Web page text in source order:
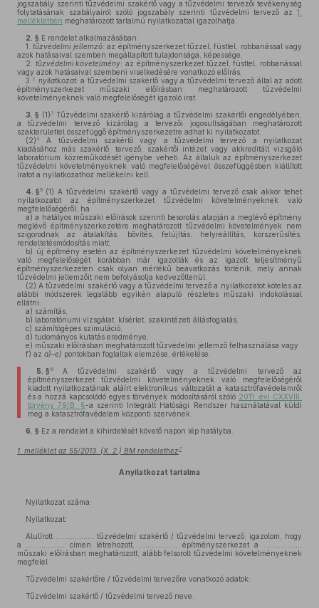
jogszabály szerinti tűzvédelmi szakértő vagy a tűzvédelmi tervezői tevékenység
folytatásának szabályairól szóló jogszabály szerinti tűzvédelmi tervező az 1.
mellékletben meghatározott tartalmú nyilatkozattal igazolhatja.
2. § E rendelet alkalmazásában:
1.
tűzvédelmi jellemző: az építményszerkezet tűzzel, füsttel, robbanással vagy
azok hatásaival szemben megállapított tulajdonsága, képessége,
2.
tűzvédelmi követelmény: az építményszerkezet tűzzel, füsttel, robbanással
vagy azok hatásaival szembeni viselkedésére vonatkozó előírás,
3. 2 nyilatkozat: a tűzvédelmi szakértő vagy a tűzvédelmi tervező által az adott
építményszerkezet műszaki előírásban meghatározott tűzvédelmi
követelményeknek való megfelelőségét igazoló irat.
3. § (1) 3Tűzvédelmi szakértő kizárólag a tűzvédelmi szakértői engedélyében,
a tűzvédelmi tervező kizárólag a tervezői jogosultságában meghatározott
szakterülettel összefüggő építményszerkezetre adhat ki nyilatkozatot.
(2)4
A tűzvédelmi szakértő vagy a tűzvédelmi tervező a nyilatkozat
kiadásához más szakértő, tervező, szakértői intézet vagy akkreditált vizsgáló
laboratórium közreműködését igénybe veheti. Az általuk az építményszerkezet
tűzvédelmi követelményeknek való megfelelőségével összefüggésben kiállított
iratot a nyilatkozathoz mellékelni kell.
4. §5 (1) A tűzvédelmi szakértő vagy a tűzvédelmi tervező csak akkor tehet
nyilatkozatot az építményszerkezet tűzvédelmi követelményeknek való
megfelelőségéről, ha
a) a hatályos műszaki előírások szerinti besorolás alapján a meglévő építmény
meglévő építményszerkezetére meghatározott tűzvédelmi követelmények nem
szigorodnak az átalakítás, bővítés, felújítás, helyreállítás, korszerűsítés,
rendeltetésmódosítás miatt,
b) új építmény esetén az építményszerkezet tűzvédelmi követelményeknek
való megfelelőségét korábban már igazolták és az igazolt teljesítményű
építményszerkezeten csak olyan mértékű beavatkozás történik, mely annak
tűzvédelmi jellemzőit nem befolyásolja kedvezőtlenül.
(2) A tűzvédelmi szakértő vagy a tűzvédelmi tervező a nyilatkozatot köteles az
alábbi módszerek legalább egyikén alapuló részletes műszaki indokolással
ellátni:
a) számítás,
b) laboratóriumi vizsgálat, kísérlet, szakintézeti állásfoglalás,
c) számítógépes szimuláció,
d) tudományos kutatás eredménye,
e) műszaki előírásban meghatározott tűzvédelmi jellemző felhasználása vagy
f) az a)–e) pontokban foglaltak elemzése, értékelése.
5. § 6
A tűzvédelmi szakértő vagy a tűzvédelmi tervező az
építményszerkezet tűzvédelmi követelményeknek való megfelelőségéről
kiadott nyilatkozatának aláírt elektronikus változatát a katasztrófavédelemről
és a hozzá kapcsolódó egyes törvények módosításáról szóló 2011. évi CXXVIII.
törvény 79/B. §-a szerinti Integrált Hatósági Rendszer használatával küldi
meg a katasztrófavédelem központi szervének.
6. § Ez a rendelet a kihirdetését követő napon lép hatályba.
1. melléklet az 55/2013. (X. 2.) BM rendelethez 7
A nyilatkozat tartalma
Nyilatkozat száma:
Nyilatkozat:
Alulírott .................. tűzvédelmi szakértő / tűzvédelmi tervező, igazolom, hogy
a .................. címen létrehozott, .................. építményszerkezet a ..................
műszaki előírásban meghatározott, alább felsorolt tűzvédelmi követelményeknek
megfelel.
Tűzvédelmi szakértőre / tűzvédelmi tervezőre vonatkozó adatok:
Tűzvédelmi szakértő / tűzvédelmi tervező neve.